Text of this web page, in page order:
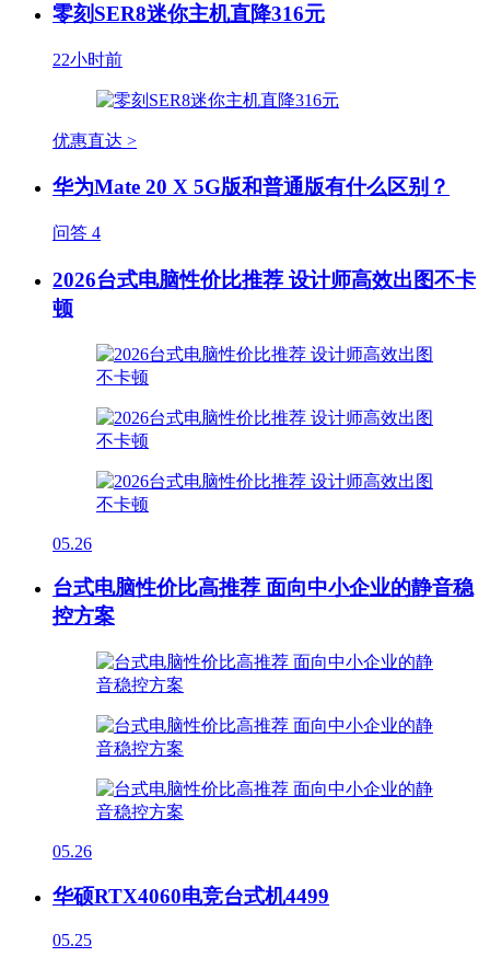
零刻SER8迷你主机直降316元
22小时前
优惠直达 >
华为Mate 20 X 5G版和普通版有什么区别？
问答 4
2026台式电脑性价比推荐 设计师高效出图不卡
顿
05.26
台式电脑性价比高推荐 面向中小企业的静音稳
控方案
05.26
华硕RTX4060电竞台式机4499
05.25